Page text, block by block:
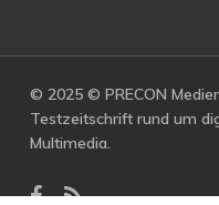
© 2025 © PRECON
Testzeitschrift rund um
Multimedia.
facebook
RSS